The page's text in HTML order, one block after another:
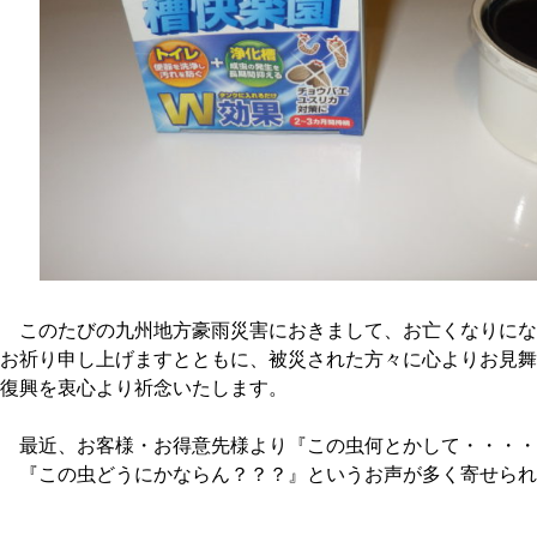
このたびの九州地方豪雨災害におきまして、お亡くなりに
お祈り申し上げますとともに、被災された方々に心よりお見
復興を衷心より祈念いたします。
最近、お客様・お得意先様より『この虫何とかして・・・
『この虫どうにかならん？？？』というお声が多く寄せら